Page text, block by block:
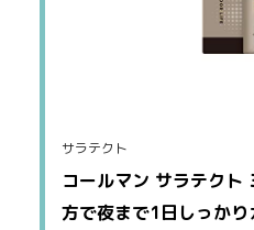
サラテクト
コールマン サラテクト
方で夜まで1日しっか